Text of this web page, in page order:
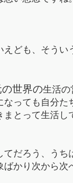
ども、そうい
世界の生活の
っても自分た
とって生活し
だろう、うち
かり次から次